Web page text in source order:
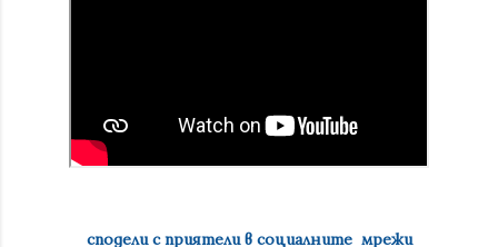
сподели с приятели в социалните мрежи